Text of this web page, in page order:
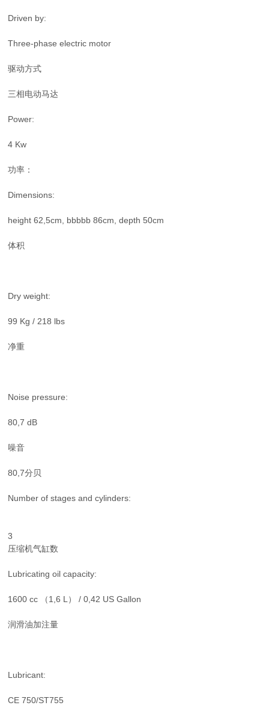
Driven by:
Three-phase electric motor
驱动方式
三相电动马达
Power:
4 Kw
功率：
Dimensions:
height 62,5cm, bbbbb 86cm, depth 50cm
体积
Dry weight:
99 Kg / 218 lbs
净重
Noise pressure:
80,7 dB
噪音
80,7分贝
Number of stages and cylinders:
3
压缩机气缸数
Lubricating oil capacity:
1600 cc （1,6 L） / 0,42 US Gallon
润滑油加注量
Lubricant:
CE 750/ST755